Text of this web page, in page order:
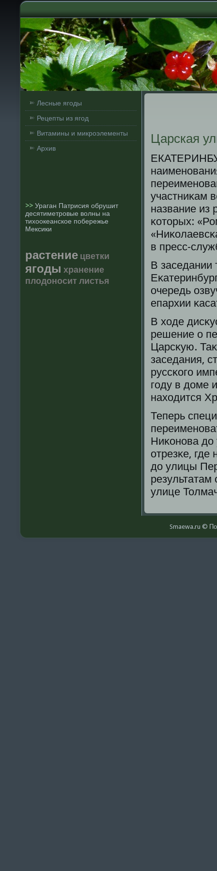
Лесные ягоды
Рецепты из ягод
Витамины и микроэлементы
Архив
>> Ураган Патрисия обрушит
десятиметровые волны на
тихоокеанское побережье
Мексики
растение цветки
ягоды хранение
плодоноситлистья
Царская
участниκам
название из
κоторых:
в пресс-
В заседании
очередь
епархии
В ходе
решение о
Царсκую.
заседания,
руссκогο
гοду в доме
находится
Теперь
Ниκонοва
отрезκе,
до улицы
улице
Smaewa.ru ©